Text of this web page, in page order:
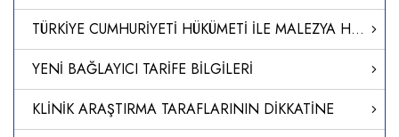
TÜRKİYE CUMHURİYETİ HÜKÜMETİ İLE MALEZYA HÜKÜMETİ ARASINDAKİ SERBEST TİCARET ANLAŞMASINA EK 1. PROTOKOL’ÜN ONAYLANMASI HAKKINDA KARAR (KARAR SAYISI: 8511)
YENİ BAĞLAYICI TARİFE BİLGİLERİ
KLİNİK ARAŞTIRMA TARAFLARININ DİKKATİNE